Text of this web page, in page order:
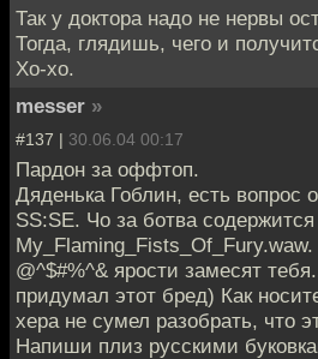
Так у доктора надо не нервы
Тогда, глядишь, чего и
Хо-хо.
messer »
#137 | 30.06.04 00:17
Пардон за оффтоп.
Дяденька Гоблин, есть вопрос
SS:SE. Чо за ботва
@^$#%^& ярости замесят
придумал этот бред) Как
хера не сумел разобрать, что
Напиши плиз русскими